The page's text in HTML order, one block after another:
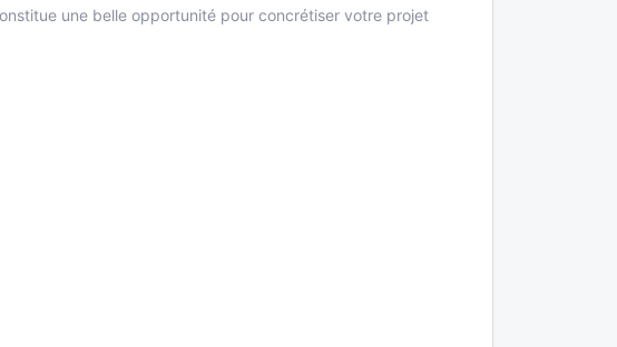
une belle opportunité pour concrétiser votre projet